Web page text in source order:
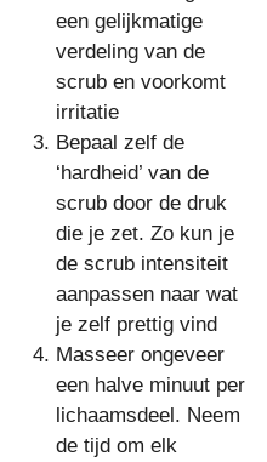
een gelijkmatige
verdeling van de
scrub en voorkomt
irritatie
Bepaal zelf de
‘hardheid’ van de
scrub door de druk
die je zet. Zo kun je
de scrub intensiteit
aanpassen naar wat
je zelf prettig vind
Masseer ongeveer
een halve minuut per
lichaamsdeel. Neem
de tijd om elk